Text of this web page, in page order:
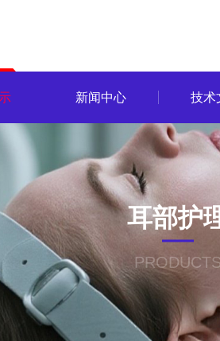
新闻中心 技术
耳部护